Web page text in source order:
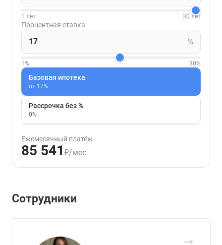
1 лет 30 лет
Процентная ставка
%
1% 30%
Базовая ипотека
от 17%
Рассрочка без %
0%
Ежемесячный платёж
85 541 ₽/мес
Сотрудники